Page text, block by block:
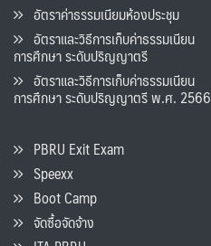
อัตราค่าธรรมเนียมห้องประชุม
อัตราและวิธีการเก็บค่าธรรมเนียน
การศึกษา ระดับปริญญาตรี
อัตราและวิธีการเก็บค่าธรรมเนียน
การศึกษา ระดับปริญญาตรี พ.ศ. 2566
PBRU Exit Exam
Speexx
Boot Camp
จัดซื้อจัดจ้าง